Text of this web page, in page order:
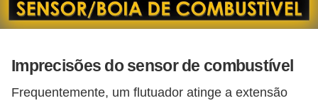
Imprecisões do sensor de combustível
Frequentemente, um flutuador atinge a extensão
M
o
o
s